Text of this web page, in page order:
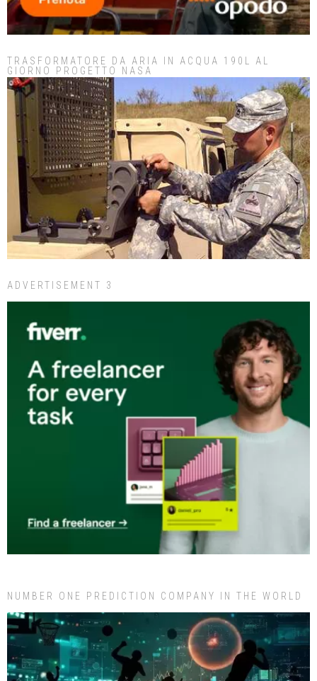
TRASFORMATORE DA ARIA IN ACQUA 190L AL
GIORNO PROGETTO NASA
ADVERTISEMENT 3
NUMBER ONE PREDICTION COMPANY IN THE WORLD